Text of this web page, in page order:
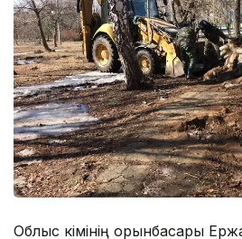
Облыс әкімінің орынбасары